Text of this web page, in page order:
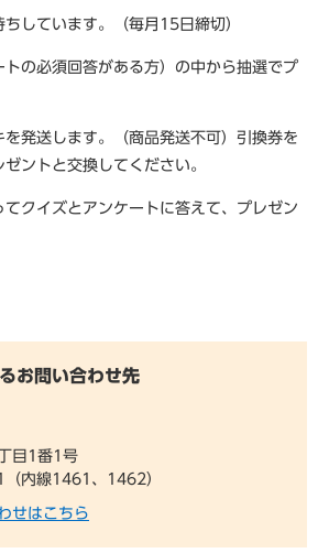
しています。（毎月15日締切）
の必須回答がある方）の中から抽選でプ
発送します。（商品発送不可）引換券を
ントと交換してください。
クイズとアンケートに答えて、プレゼン
お問い合わせ先
目1番1号
内線1461、1462）
せはこちら